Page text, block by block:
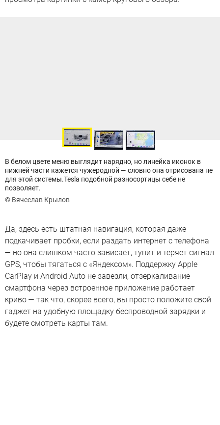
В белом цвете меню выглядит нарядно, но линейка иконок в
нижней части кажется чужеродной — словно она отрисована не
для этой системы.Tesla подобной разносортицы себе не
позволяет.
© Вячеслав Крылов
Да, здесь есть штатная навигация, которая даже
подкачивает пробки, если раздать интернет с телефона
— но она слишком часто зависает, тупит и теряет сигнал
GPS, чтобы тягаться с «Яндексом». Поддержку Apple
CarPlay и Android Auto не завезли, отзеркаливание
смартфона через встроенное приложение работает
криво — так что, скорее всего, вы просто положите свой
гаджет на удобную площадку беспроводной зарядки и
будете смотреть карты там.